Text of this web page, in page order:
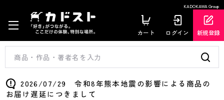
KADOKAWA Group
カート ログイン 新規登録
2026/07/29 令和8年熊本地震の影響による商品の
お届け遅延につきまして